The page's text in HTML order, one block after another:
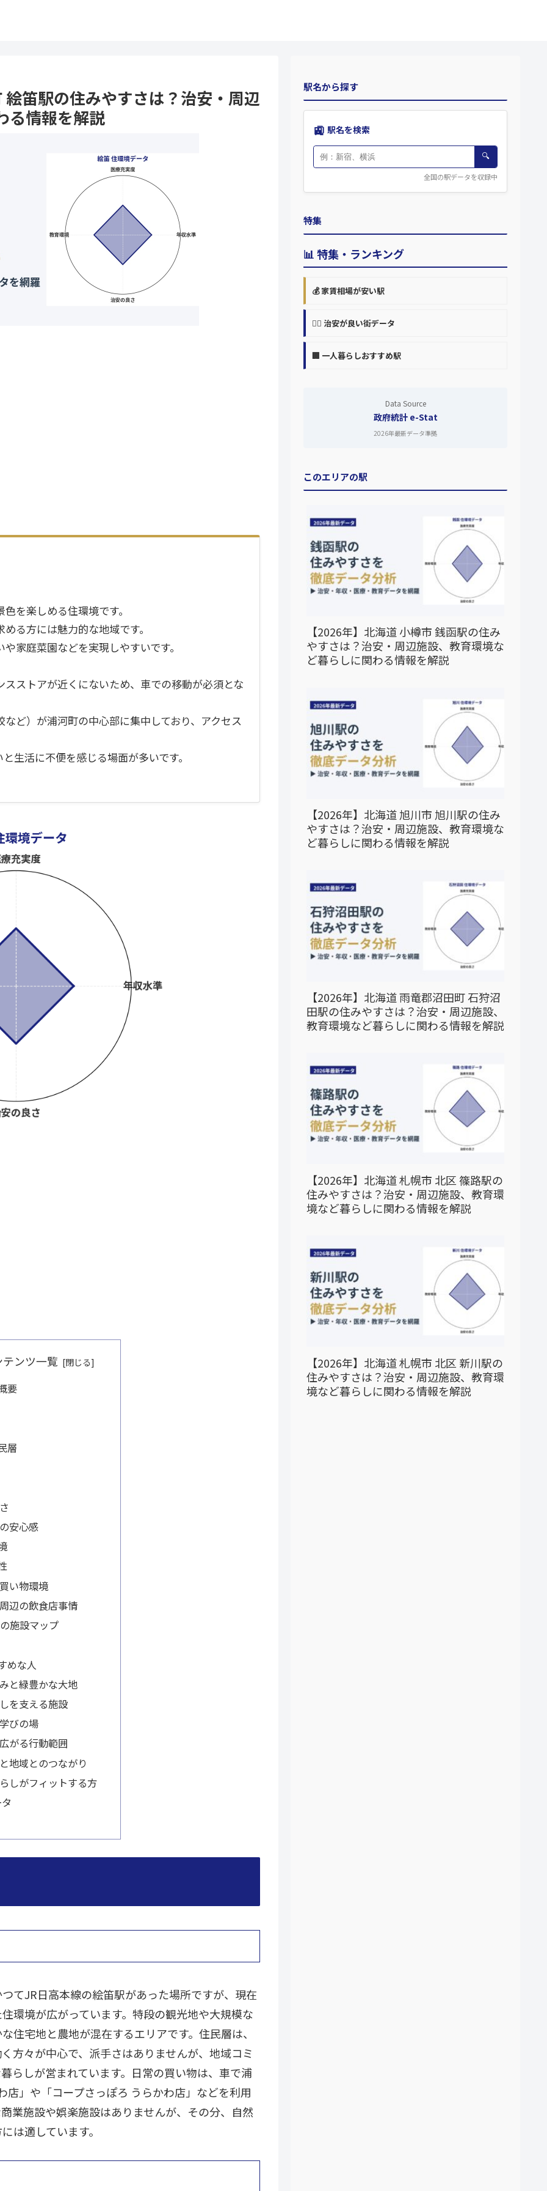
絵笛駅の住みやすさは？治安・周辺
る情報を解説
を楽しめる住環境です。
る方には魅力的な地域です。
家庭菜園などを実現しやすいです。
ストアが近くにないため、車での移動が必須とな
ど）が浦河町の中心部に集中しており、アクセス
生活に不便を感じる場面が多いです。
ンツ一覧
要
層
安心感
い物環境
辺の飲食店事情
施設マップ
めな人
と緑豊かな大地
を支える施設
びの場
がる行動範囲
地域とのつながり
しがフィットする方
てJR日高本線の絵笛駅があった場所ですが、現在
環境が広がっています。特段の観光地や大規模な
住宅地と農地が混在するエリアです。住民層は、
方々が中心で、派手さはありませんが、地域コミ
らしが営まれています。日常の買い物は、車で浦
」や「コープさっぽろ うらかわ店」などを利用
業施設や娯楽施設はありませんが、その分、自然
は適しています。
駅名から探す
🚉 駅名を検索
🔍
全国の駅データを収録中
特集
📊 特集・ランキング
💰 家賃相場が安い駅
👮‍♀️ 治安が良い街データ
🏢 一人暮らしおすすめ駅
Data Source
政府統計 e-Stat
2026年最新データ準拠
このエリアの駅
【2026年】北海道 小樽市 銭函駅の住み
やすさは？治安・周辺施設、教育環境な
ど暮らしに関わる情報を解説
【2026年】北海道 旭川市 旭川駅の住み
やすさは？治安・周辺施設、教育環境な
ど暮らしに関わる情報を解説
【2026年】北海道 雨竜郡沼田町 石狩沼
田駅の住みやすさは？治安・周辺施設、
教育環境など暮らしに関わる情報を解説
【2026年】北海道 札幌市 北区 篠路駅の
住みやすさは？治安・周辺施設、教育環
境など暮らしに関わる情報を解説
【2026年】北海道 札幌市 北区 新川駅の
住みやすさは？治安・周辺施設、教育環
境など暮らしに関わる情報を解説